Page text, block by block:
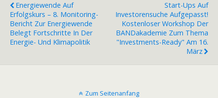
Energiewende Auf
Erfolgskurs – 8. Monitoring-
Bericht Zur Energiewende
Belegt Fortschritte In Der
Energie- Und Klimapolitik
Start-Ups Auf
Investorensuche Aufgepasst!
Kostenloser Workshop Der
BANDakademie Zum Thema
"Investments-Ready" Am 16.
März
Zum Seitenanfang